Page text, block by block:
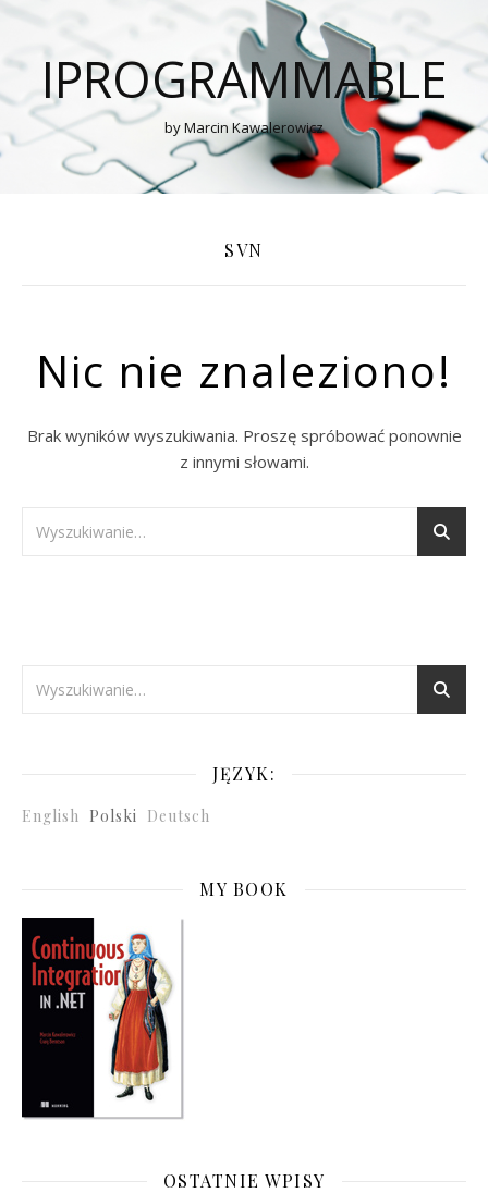
IPROGRAMMABLE
by Marcin Kawalerowicz
SVN
Nic nie znaleziono!
Brak wyników wyszukiwania. Proszę spróbować ponownie
z innymi słowami.
JĘZYK:
English Polski Deutsch
MY BOOK
OSTATNIE WPISY